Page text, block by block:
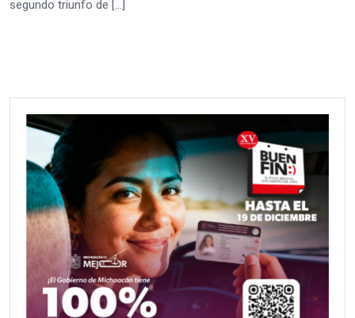
segundo triunfo de […]